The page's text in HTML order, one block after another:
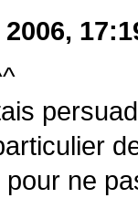
ne